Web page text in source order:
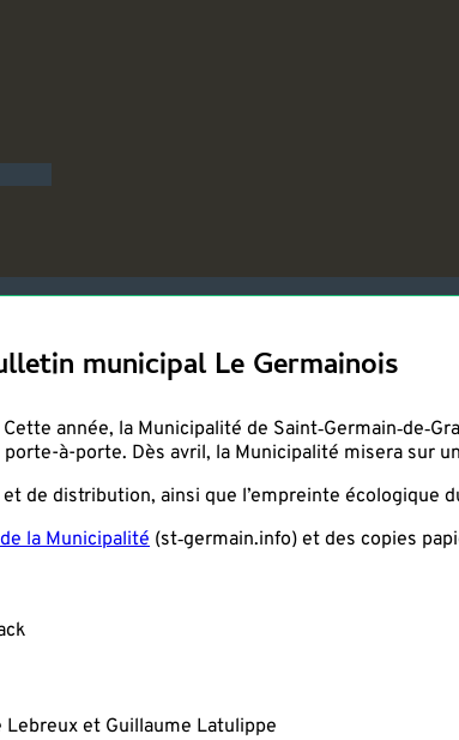
municipal Le Germainois
Cette année, la Municipalité de
à-porte. Dès avril, la Municipalité misera sur
de distribution, ainsi que l’empreinte
la Municipalité (st‑germain.info) et des copies
et Guillaume Latulippe